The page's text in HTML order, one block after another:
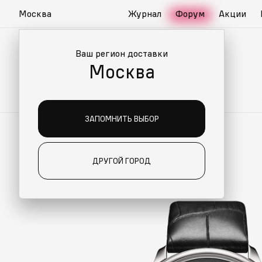
Москва
Ваш регион доставки
Москва
ЗАПОМНИТЬ ВЫБОР
ДРУГОЙ ГОРОД
Журнал Форум Акции
ДЛЯ ВАС